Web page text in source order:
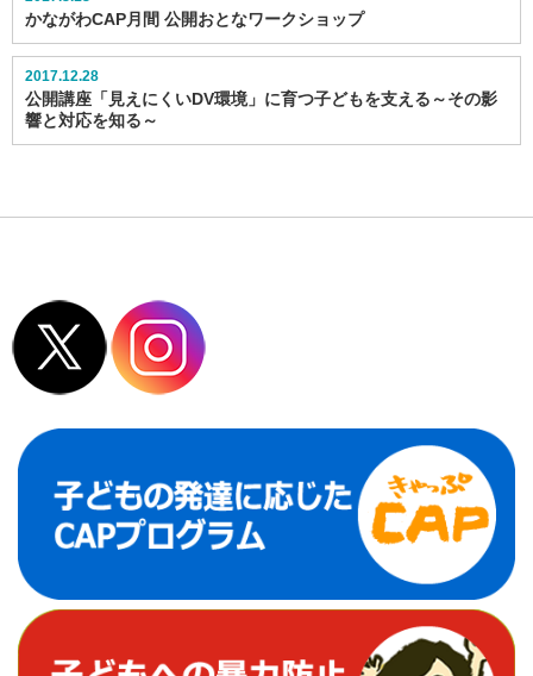
かながわCAP月間 公開おとなワークショップ
2017.12.28
公開講座「見えにくいDV環境」に育つ子どもを支える～その影
響と対応を知る～